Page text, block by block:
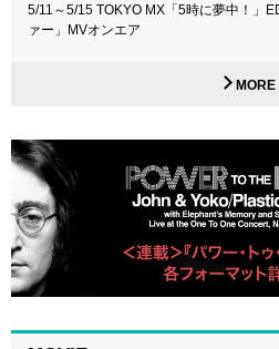
5/11～5/15 TOKYO MX「5時に夢中！」
ァー」MVオンエア
MORE